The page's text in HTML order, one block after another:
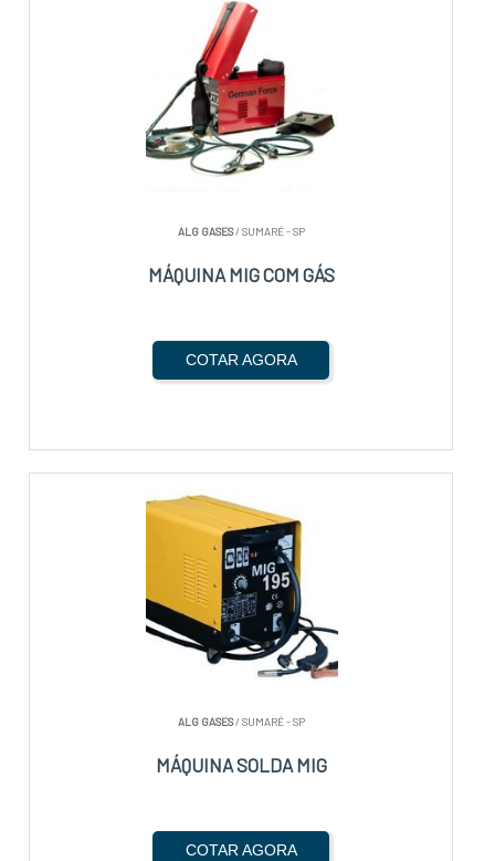
ALG GASES/ SUMARÉ - SP
MÁQUINA MIG COM GÁS
COTAR AGORA
ALG GASES/ SUMARÉ - SP
MÁQUINA SOLDA MIG
COTAR AGORA